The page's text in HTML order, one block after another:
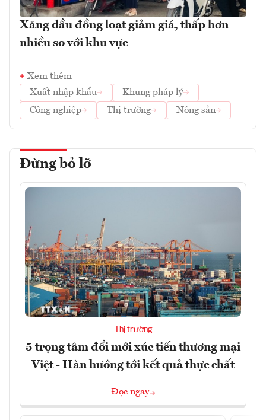
Xăng dầu đồng loạt giảm giá, thấp hơn
nhiều so với khu vực
Xem thêm
Xuất nhập khẩu
Khung pháp lý
Công nghiệp
Thị trường Nông sản
Đừng bỏ lỡ
Thị trường
5 trọng tâm đổi mới xúc tiến thương mại
Việt - Hàn hướng tới kết quả thực chất
Đọc ngay